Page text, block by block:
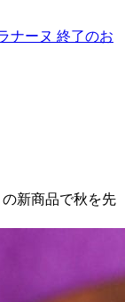
ナーヌ 終了のお
新商品で秋を先